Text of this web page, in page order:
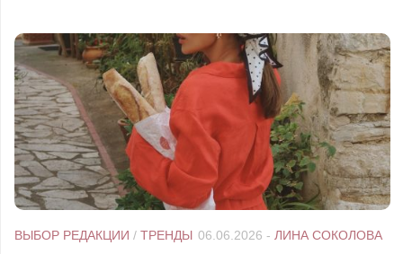
ВЫБОР РЕДАКЦИИ / ТРЕНДЫ 06.06.2026 - ЛИНА СОКОЛОВА